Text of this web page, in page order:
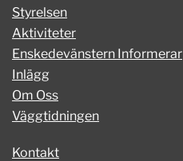
Styrelsen
Aktiviteter
Enskedevänstern Informerar
Inlägg
Om Oss
Väggtidningen
Kontakt